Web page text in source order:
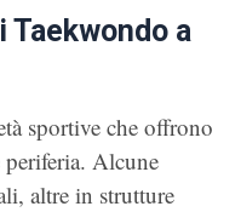
a
sportive che offrono
periferia. Alcune
altre in strutture